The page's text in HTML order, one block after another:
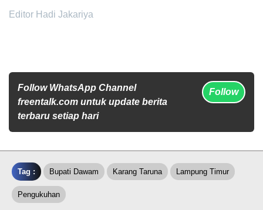
Editor Hadi Jakariya
Follow WhatsApp Channel
freentalk.com untuk update berita
terbaru setiap hari
Follow
Tag : Bupati Dawam Karang Taruna Lampung Timur
Pengukuhan